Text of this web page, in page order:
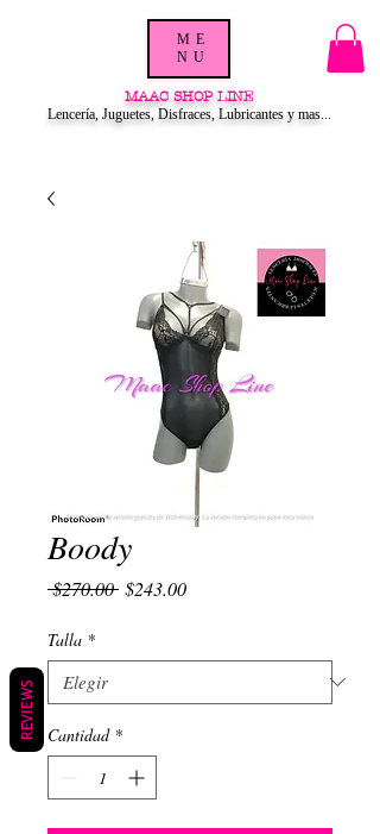
MAAC SHOP LINE
Lencería, Juguetes, Disfraces, Lubricantes y mas...
ME
NU
Boody
$270.00 Precio
$243.00Precio de oferta
Talla *
Cantidad *
REVIEWS